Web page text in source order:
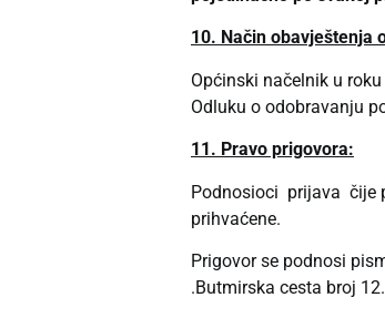
10. Način obavještenja
Općinski načelnik u
Odluku o odobravanju
11. Pravo prigovora:
Podnosioci prijava čije
prihvaćene.
Prigovor se podnosi
.Butmirska cesta broj 12.